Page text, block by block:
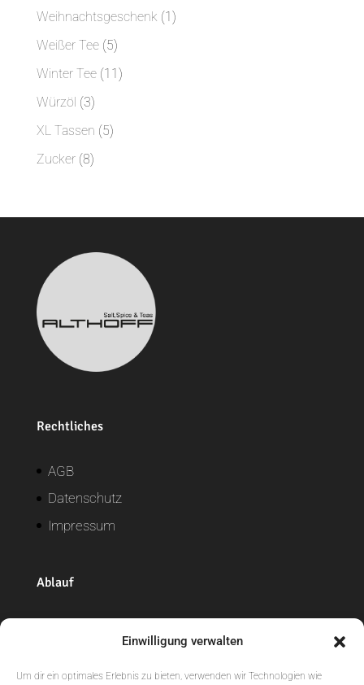
Einwilligung verwalten
Um dir ein optimales Erlebnis zu bieten, verwenden wir Technologien wie
Produkte
Weihnachtsgeschenk 1 1
Weißer Tee 55
Produkte
Winter Tee 11 11
Würzöl 33
Produkte
XL Tassen 55
Zucker 88
Rechtliches
AGB
Datenschutz
Impressum
Ablauf